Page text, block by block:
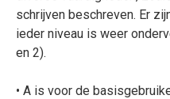
schrijven beschreven. Er
ieder niveau is weer
en 2).
• A is voor de